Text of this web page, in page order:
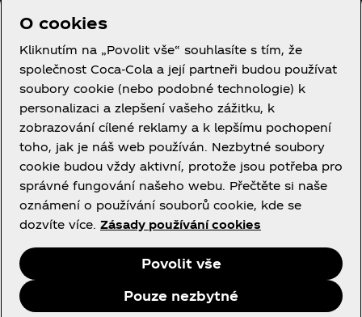
Smluvní podmínky používání
Oznámení o ochraně osobních údajů
spotřebitelů
Nastavení souborů cookie
Oznámení o souborech cookie
Prohlášení o přístupnosti
Facebook
O cookies
Kliknutím na „Povolit vše“ souhlasíte s tím, že
společnost Coca‑Cola a její partneři budou používat
soubory cookie (nebo podobné technologie) k
personalizaci a zlepšení vašeho zážitku, k
zobrazování cílené reklamy a k lepšímu pochopení
toho, jak je náš web používán. Nezbytné soubory
cookie budou vždy aktivní, protože jsou potřeba pro
správné fungování našeho webu. Přečtěte si naše
oznámení o používání souborů cookie, kde se
dozvíte více. Zásady používání cookies
Povolit vše
Pouze nezbytné